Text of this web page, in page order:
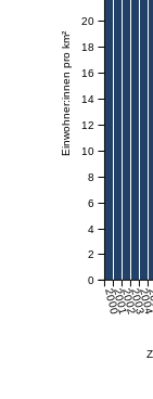
2000200120022003
Einwohner:innen pro km²
0
2
4
6
8
10
12
14
16
18
20